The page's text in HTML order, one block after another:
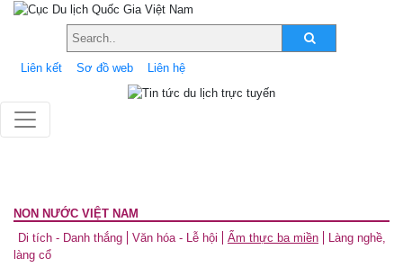
Liên kết Sơ đồ web Liên hệ
NON NƯỚC VIỆT NAM
Di tích - Danh thắng
Văn hóa - Lễ hội Ẩm thực ba miền
Làng nghề,
làng cổ